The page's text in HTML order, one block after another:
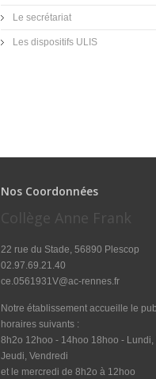
Le secrétariat
Les dispositifs ULIS
Nos Coordonnées
Collège Anne Frank
22 rue du Stade, 56890 Plescop
02.97.69.21.40
ce.0561931V@ac-rennes.fr
Notre établissement accueille le
horaires suivants :
8h2o 12hoo - 14hoo 18hoo - Lundi,
Jeudi, Vendredi
et le mercredi de 8h2o à 12hoo